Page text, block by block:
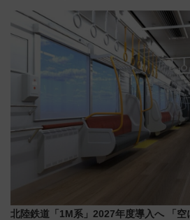
送の
売店
北陸鉄道「1M系」2027年度導入へ 「空